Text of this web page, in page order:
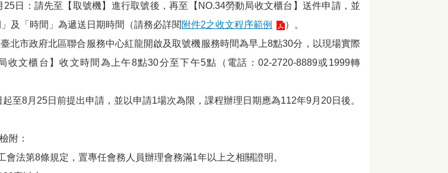
日：請先至【取號機】進行取號後，再至【NO.34勞動局收文櫃台】送件申請，並
及「時間」為遞送日期時間（請務必詳閱 附件2之收文程序範例
）。
北市政府北區聯合服務中心紅龍開啟及取號機服務時間為早上8點30分，以現場實際
收文櫃台】收文時間為上午8點30分至下午5點（電話：02-2720-8889或1999轉
至8月25日前提出申請，並以申請1場次為限，課程辦理日期應為112年9月20日後。
附：
法第8條規定，置專任會務人員辦理會務滿1年以上之相關證明。